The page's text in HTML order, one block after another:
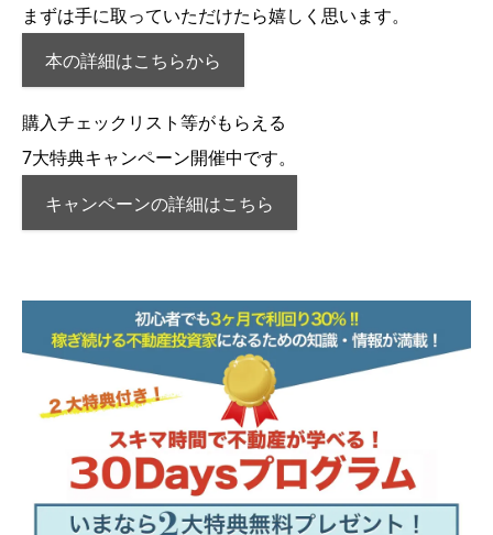
まずは手に取っていただけたら嬉しく思います。
本の詳細はこちらから
購入チェックリスト等がもらえる
7大特典キャンペーン開催中です。
キャンペーンの詳細はこちら